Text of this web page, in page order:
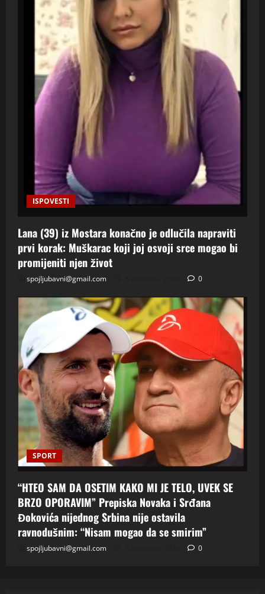
ISPOVESTI
Lana (39) iz Mostara konačno je odlučila napraviti
prvi korak: Muškarac koji joj osvoji srce mogao bi
promijeniti njen život
spojljubavni@gmail.com 0
SPORT
“HTEO SAM DA OSETIM KAKO MI JE TELO, UVEK SE
BRZO OPORAVIM” Prepiska Novaka i Srđana
Đokovića nijednog Srbina nije ostavila
ravnodušnim: “Nisam mogao da se smirim”
spojljubavni@gmail.com 0